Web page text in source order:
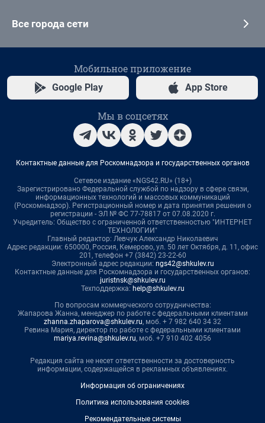
Все города сети
Мобильное приложение
Google Play App Store
Мы в соцсетях
Контактные данные для Роскомнадзора и государственных органов
Сетевое издание «NGS42.RU» (18+)
Зарегистрировано Федеральной службой по надзору в сфере связи,
информационных технологий и массовых коммуникаций
(Роскомнадзор). Регистрационный номер и дата принятия решения о
регистрации - ЭЛ № ФС 77-78817 от 07.08.2020 г.
Учредитель: Общество с ограниченной ответственностью "ИНТЕРНЕТ
ТЕХНОЛОГИИ"
Главный редактор: Левчук Александр Николаевич
Адрес редакции: 650000, Россия, Кемерово, ул. 50 лет Октября, д. 11, офис
201, телефон +7 (3842) 23-22-60
Электронный адрес редакции: ngs42@shkulev.ru
Контактные данные для Роскомнадзора и государственных органов:
juristnsk@shkulev.ru
Техподдержка: help@shkulev.ru
По вопросам коммерческого сотрудничества:
Жапарова Жанна, менеджер по работе с федеральными клиентами
zhanna.zhaparova@shkulev.ru, моб. + 7 982 640 34 32
Ревина Мария, директор по работе с федеральными клиентами
mariya.revina@shkulev.ru, моб. +7 910 402 4056
Редакция сайта не несет ответственности за достоверность
информации, содержащейся в рекламных объявлениях.
Информация об ограничениях
Политика использования cookies
Рекомендательные системы